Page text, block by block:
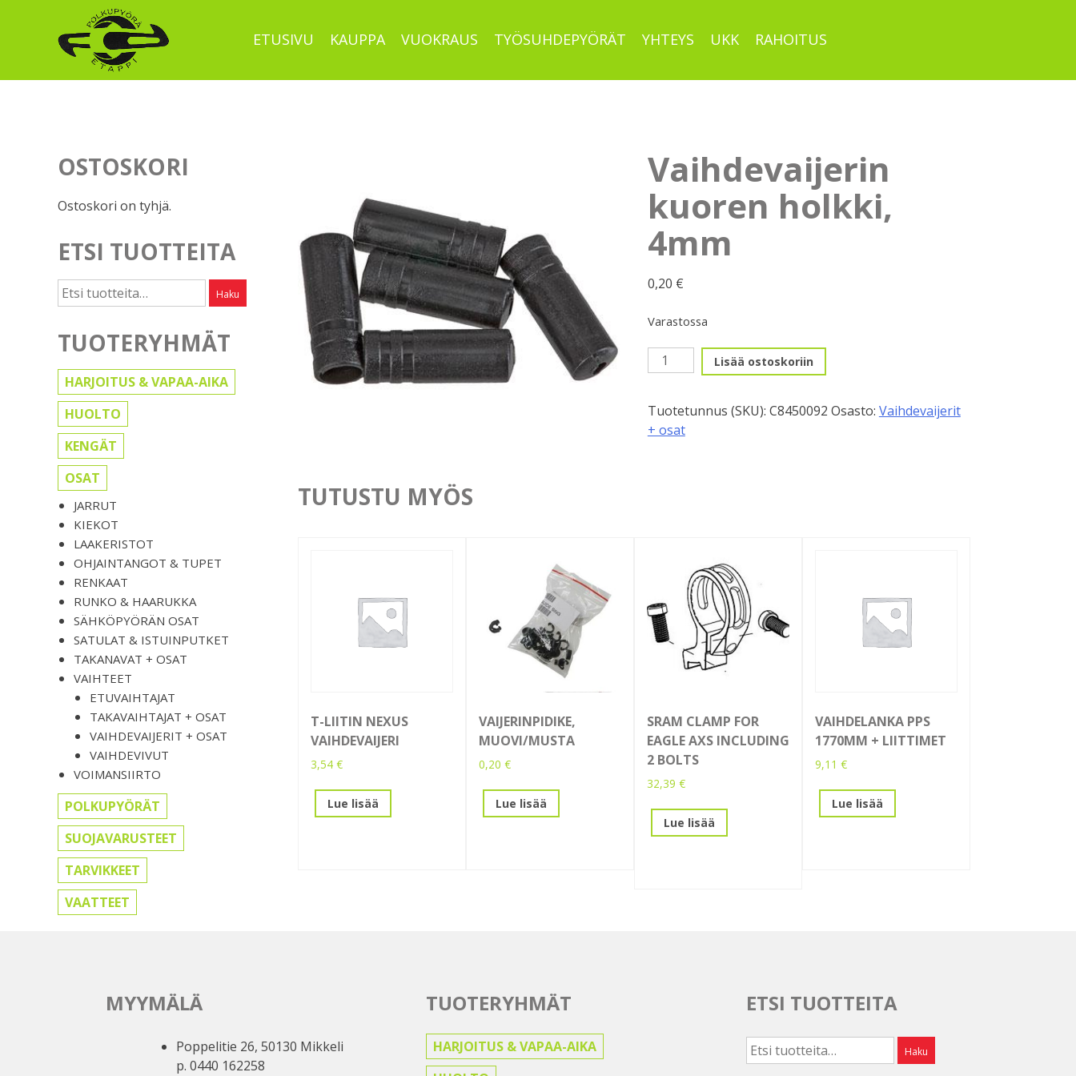
ETUSIVU KAUPPA VUOKRAUS TYÖSUHDEPYÖRÄT YHTEYS UKK RAHOITUS
OSTOSKORI
Ostoskori on tyhjä.
ETSI TUOTTEITA
Etsi: Haku
TUOTERYHMÄT
HARJOITUS & VAPAA-AIKA
HUOLTO
KENGÄT
OSAT
JARRUT
KIEKOT
LAAKERISTOT
OHJAINTANGOT & TUPET
RENKAAT
RUNKO & HAARUKKA
SÄHKÖPYÖRÄN OSAT
SATULAT & ISTUINPUTKET
TAKANAVAT + OSAT
VAIHTEET
ETUVAIHTAJAT
TAKAVAIHTAJAT + OSAT
VAIHDEVAIJERIT + OSAT
VAIHDEVIVUT
VOIMANSIIRTO
POLKUPYÖRÄT
SUOJAVARUSTEET
TARVIKKEET
VAATTEET
Vaihdevaijerin
kuoren holkki,
4mm
0,20 €
Varastossa
Vaihdevaijerin
kuoren
4mm
määrä
Lisää ostoskoriin
Tuotetunnus (SKU): C8450092 Osasto: Vaihdevaijerit
+ osat
TUTUSTU MYÖS
T-LIITIN NEXUS
VAIHDEVAIJERI
3,54 €
Lue lisää
VAIJERINPIDIKE,
MUOVI/MUSTA
0,20 €
Lue lisää
SRAM CLAMP FOR
EAGLE AXS INCLUDING
2 BOLTS
32,39 €
Lue lisää
VAIHDELANKA PPS
1770MM + LIITTIMET
9,11 €
Lue lisää
MYYMÄLÄ
Poppelitie 26, 50130 Mikkeli
p. 0440 162258
TUOTERYHMÄT
HARJOITUS & VAPAA-AIKA
ETSI TUOTTEITA
Etsi: Haku